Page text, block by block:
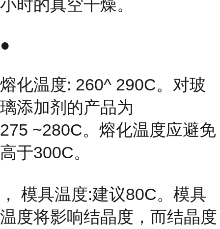
小时的真空干燥。
●
熔化温度: 260^ 290C。对玻
璃添加剂的产品为
275 ~280C。熔化温度应避免
高于300C。
， 模具温度:建议80C。模具
温度将影响结晶度，而结晶度